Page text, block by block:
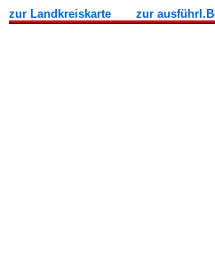
zur Landkreiskarte zur